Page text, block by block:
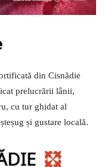
din Cisnădie
prelucrării lânii,
cu tur ghidat al
și gustare locală.